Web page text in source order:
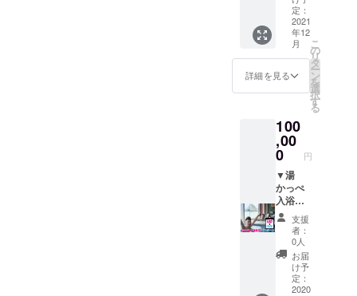
ター
〒305-
0032 茨
城県つ
くば市
竹園2-
6-1 F区
画 ▼お
紙
ルフ場
の空き
状況に
よって
日時の
ご希望
に添え
ない場
りま
す。
※利用日
時はメ
イズム
ランド
の営業
日（不
定休）
営業時
間に準
じま
す。
※移動の
す。
※お食事
代につ
きまし
てはご
負担く
ださ
い。
ムラン
ドまで
お越し
いただ
ける場
合に
は、お
食事
代、宿
泊代と
もにこ
ちらで
負担い
たしま
のリ
ターン
を追加
させて
いただ
きまし
た！ ▼
元旦に
を見ら
れる貸
切風呂
プラン
●夕食
（年越
しそば
+あんこ
う鍋）
●貸切
露天風
（2022
年元旦
定：
2021
年12
月
詳細を見る
こ
の
リ
タ
ー
ン
を
選
択
す
る
100
,00
0 円
▼湯
かっぺ
入浴年
間フ
リーパ
スポー
ト オー
ナー夫
妻が全
国の温
支援
者：
0人
お届
け予
定：
2020